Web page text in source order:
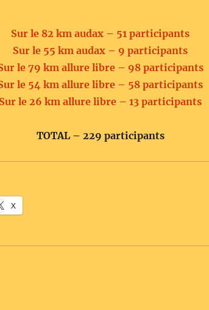
Sur le 82 km audax – 51 participants
Sur le 55 km audax – 9 participants
le 79 km allure libre – 98 participants
le 54 km allure libre – 58 participants
Sur le 26 km allure libre – 13 participants
TOTAL – 229 participants
X